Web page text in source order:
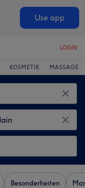
Use app
LOGIN
KOSMETIK MASSAGE
Besonderheiten